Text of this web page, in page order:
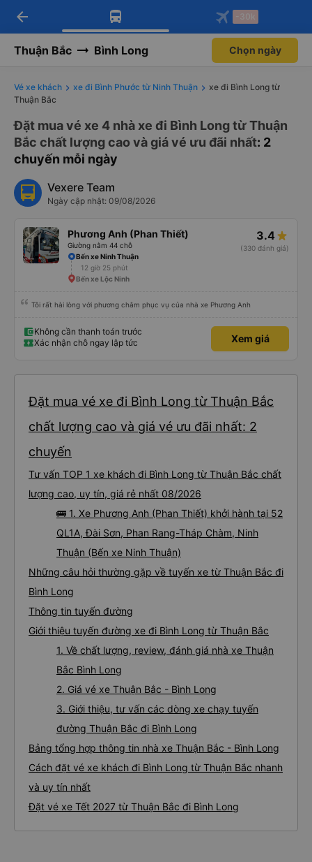
Tải app Vexere ngay!
Nhận ưu đãi thành viên độc
Mở app
Tải app Vexere
-30k/ghế khi đặt vé máy bay qua
Mở app
arrow_back -30k
Thuận Bắc Bình Long Chọn ngày
Vé xe khách xe đi Bình Phước từ Ninh Thuận
xe đi Bình Long từ
Thuận Bắc
Đặt mua vé xe 4 nhà xe đi Bình Long từ Thuận
Bắc chất lượng cao và giá vé ưu đãi nhất: 2
chuyến mỗi ngày
Vexere Team
Ngày cập nhật: 09/08/2026
Phương Anh (Phan Thiết)
Giường nằm 44 chỗ
3.4
(330 đánh giá)
Bến xe Ninh Thuận
12 giờ 25 phút
Bến xe Lộc Ninh
Tôi rất hài lòng với phương châm phục vụ của nhà xe Phương Anh
Không cần thanh toán trước
Xác nhận chỗ ngay lập tức
Xem giá
Đặt mua vé xe đi Bình Long từ Thuận Bắc
chất lượng cao và giá vé ưu đãi nhất: 2
chuyến
Tư vấn TOP 1 xe khách đi Bình Long từ Thuận Bắc chất
lượng cao, uy tín, giá rẻ nhất 08/2026
🚌 1. Xe Phương Anh (Phan Thiết) khởi hành tại 52
QL1A, Đài Sơn, Phan Rang-Tháp Chàm, Ninh
Thuận (Bến xe Ninh Thuận)
Những câu hỏi thường gặp về tuyến xe từ Thuận Bắc đi
Bình Long
Thông tin tuyến đường
Giới thiệu tuyến đường xe đi Bình Long từ Thuận Bắc
1. Về chất lượng, review, đánh giá nhà xe Thuận
Bắc Bình Long
2. Giá vé xe Thuận Bắc - Bình Long
3. Giới thiệu, tư vấn các dòng xe chạy tuyến
đường Thuận Bắc đi Bình Long
Bảng tổng hợp thông tin nhà xe Thuận Bắc - Bình Long
Cách đặt vé xe khách đi Bình Long từ Thuận Bắc nhanh
và uy tín nhất
Đặt vé xe Tết 2027 từ Thuận Bắc đi Bình Long